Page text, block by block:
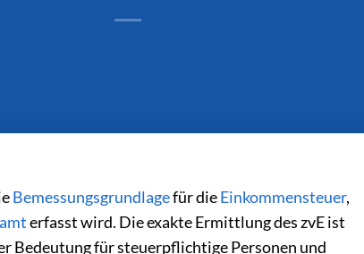
Bemessungsgrundlagefür dieEinkommensteuer,
erfasst wird. Die exakte Ermittlung des zvE ist
Bedeutung für steuerpflichtige Personen und